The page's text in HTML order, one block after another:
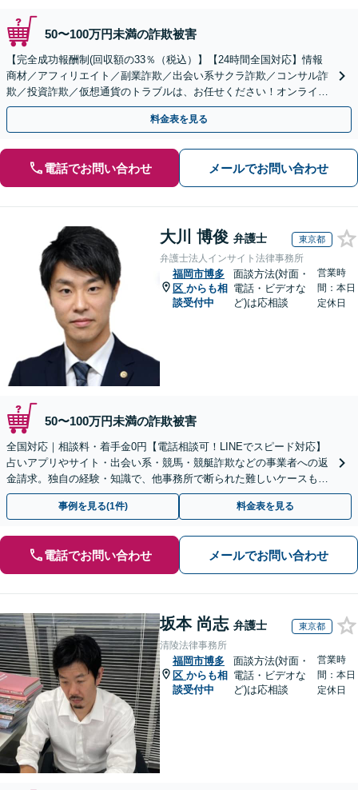
50〜100万円未満の詐欺被害
【完全成功報酬制(回収額の33％（税込）】【24時間全国対応】情報
商材／アフィリエイト／副業詐欺／出会い系サクラ詐欺／コンサル詐
欺／投資詐欺／仮想通貨のトラブルは、お任せください！オンライン
のみで解決も可能！
料金表を見る
電話でお問い合わせ メールでお問い合わせ
大川 博俊 弁護士 東京都
弁護士法人インサイト法律事務所
福岡市博多
区 からも相
談受付中
面談方法(対面・
電話・ビデオな
ど)は応相談
営業時
間：本日
定休日
50〜100万円未満の詐欺被害
全国対応｜相談料・着手金0円【電話相談可！LINEでスピード対応】
占いアプリやサイト・出会い系・競馬・競艇詐欺などの事業者への返
金請求。独自の経験・知識で、他事務所で断られた難しいケースも解
決に導いた実績あり。まずはお気軽にご相談ください
事例を見る(1件) 料金表を見る
電話でお問い合わせ メールでお問い合わせ
坂本 尚志 弁護士 東京都
清陵法律事務所
福岡市博多
区 からも相
談受付中
面談方法(対面・
電話・ビデオな
ど)は応相談
営業時
間：本日
定休日